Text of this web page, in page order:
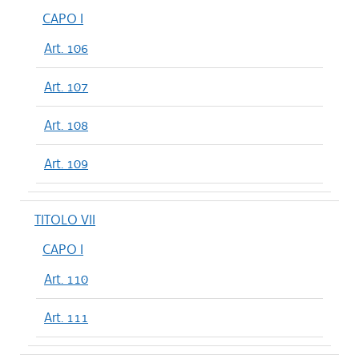
CAPO I
Art. 106
Art. 107
Art. 108
Art. 109
TITOLO VII
CAPO I
Art. 110
Art. 111